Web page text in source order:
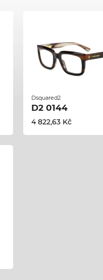
Dsquared2
D2 0144
4 822,63 Kč